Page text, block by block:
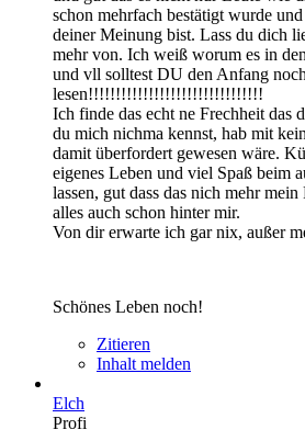
schon mehrfach bestätigt wurde
deiner Meinung bist. Lass du dich
mehr von. Ich weiß worum es in
und vll solltest DU den Anfang
lesen!!!!!!!!!!!!!!!!!!!!!!!!!!!!!!!!
Ich finde das echt ne Frechheit das
du mich nichma kennst, hab mit
damit überfordert gewesen wäre.
eigenes Leben und viel Spaß beim
lassen, gut dass das nich mehr
alles auch schon hinter mir.
Von dir erwarte ich gar nix, außer
Schönes Leben noch!
Zitieren
Inhalt melden
Elch
Profi